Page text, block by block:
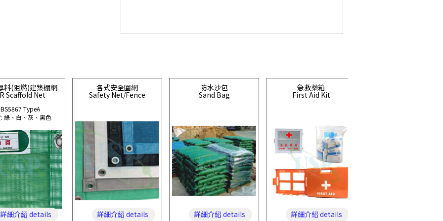
料(阻燃)建築棚網
Scaffold Net
BS5867 TypeA
綠、白、灰、黑色
詳細介紹 details
各式安全圍網
Safety Net/Fence
詳細介紹 details
防水沙包
Sand Bag
詳細介紹 details
急救藥箱
First Aid Kit
詳細介紹 details